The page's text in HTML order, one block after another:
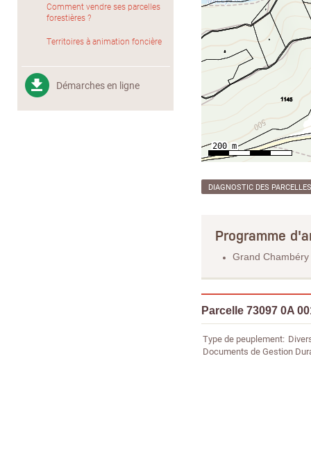
Comment vendre ses parcelles
forestières ?
Territoires à animation foncière
Démarches en ligne
DIAGNOSTIC DES PARCELLES
Programme
Grand Chambéry
Parcelle 73097 0A
Type de peuplement
Documents de Gestion